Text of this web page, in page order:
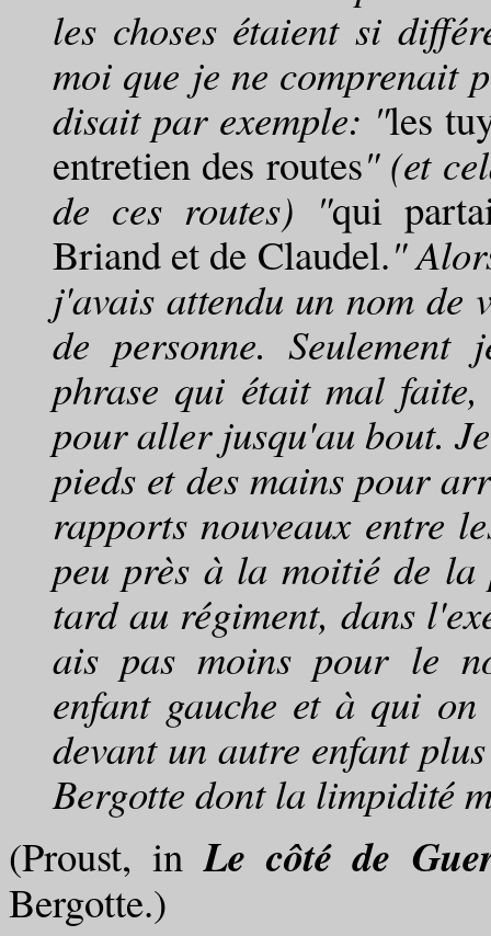
les choses étaient si
moi que je ne comprenait
disait par exemple: "les
entretien des routes" (et
de ces routes) "qui
Briand et de Claudel."
j'avais attendu un nom
de personne.
phrase qui était mal
pour aller jusqu'au bout.
pieds et des mains pour
rapports nouveaux entre
peu près à la moitié de la
tard au régiment, dans
ais pas moins pour le
enfant gauche et à qui
devant un autre enfant
Bergotte dont la limpidité
(Proust, inLe côté de
Bergotte.)